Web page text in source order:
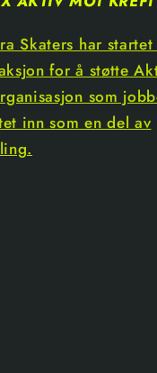
Skaters har startet
for å støtte
som
inn som en del av